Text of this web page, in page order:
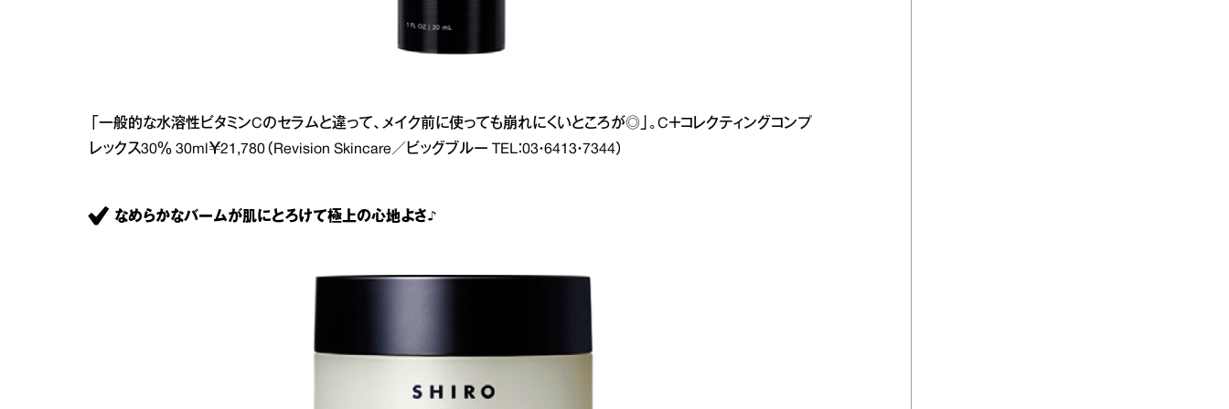
「一般的な水溶性ビタミンCのセラムと違って、メイク前に使っても崩れにくいところが◎」。C＋コレクティングコンプ
レックス30％ 30ml￥21,780（Revision Skincare／ビッグブルー TEL：03・6413・7344）
なめらかなバームが肌にとろけて極上の心地よさ♪